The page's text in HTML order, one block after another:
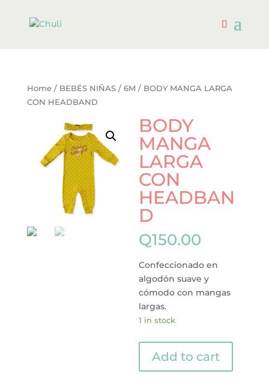
Home/ BEBÉS NIÑAS/ 6M / BODY MANGA LARGA
CON HEADBAND
BODY
MANGA
LARGA
CON
HEADBAN
D
Q150.00
Confeccionado en
algodón suave y
cómodo con mangas
largas.
1 in stock
MANGA
Add to cart